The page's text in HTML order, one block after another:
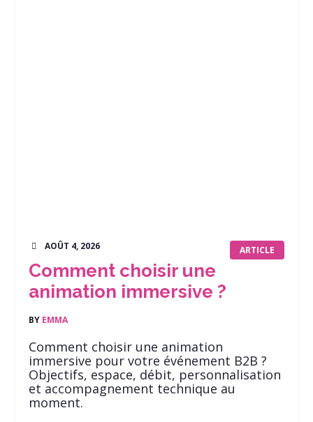
ARTICLE
AOÛT 4, 2026
Comment choisir une
animation immersive ?
BY EMMA
Comment choisir une animation
immersive pour votre événement B2B ?
Objectifs, espace, débit, personnalisation
et accompagnement technique au
moment.